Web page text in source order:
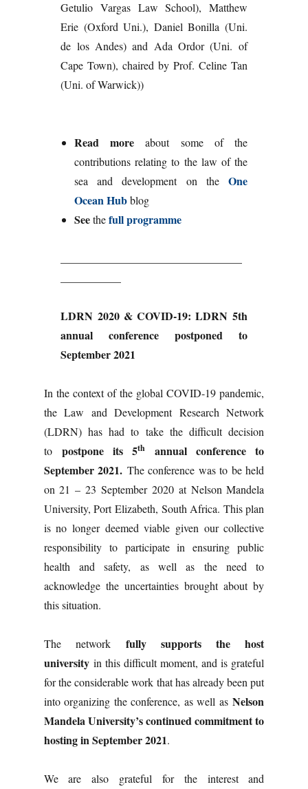
Getulio Vargas Law School), Matthew
Erie (Oxford Uni.), Daniel Bonilla (Uni.
de los Andes) and Ada Ordor (Uni. of
Cape Town), chaired by Prof. Celine Tan
(Uni. of Warwick))
Read moreabout some of the
contributions relating to the law of the
sea and development on the One
Ocean Hubblog
Seethefull programme
LDRN 2020 & COVID-19: LDRN 5th
annual conference postponed to
September 2021
In the context of the global COVID-19 pandemic,
the Law and Development Research Network
(LDRN) has had to take the difficult decision
to postpone its 5th
annual conference to
September 2021. The conference was to be held
on 21 – 23 September 2020 at Nelson Mandela
University, Port Elizabeth, South Africa. This plan
is no longer deemed viable given our collective
responsibility to participate in ensuring public
health and safety, as well as the need to
acknowledge the uncertainties brought about by
this situation.
The network fully supports the host
universityin this difficult moment, and is grateful
for the considerable work that has already been put
into organizing the conference, as well asNelson
Mandela University’s continued commitment to
hosting in September 2021.
We are also grateful for the interest and